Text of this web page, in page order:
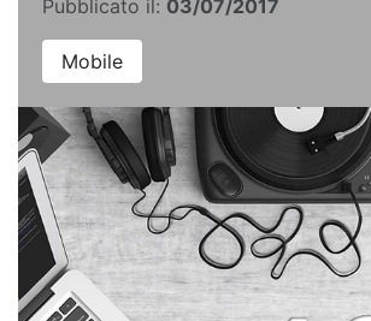
Pubblicato il: 03/07/2017
Mobile